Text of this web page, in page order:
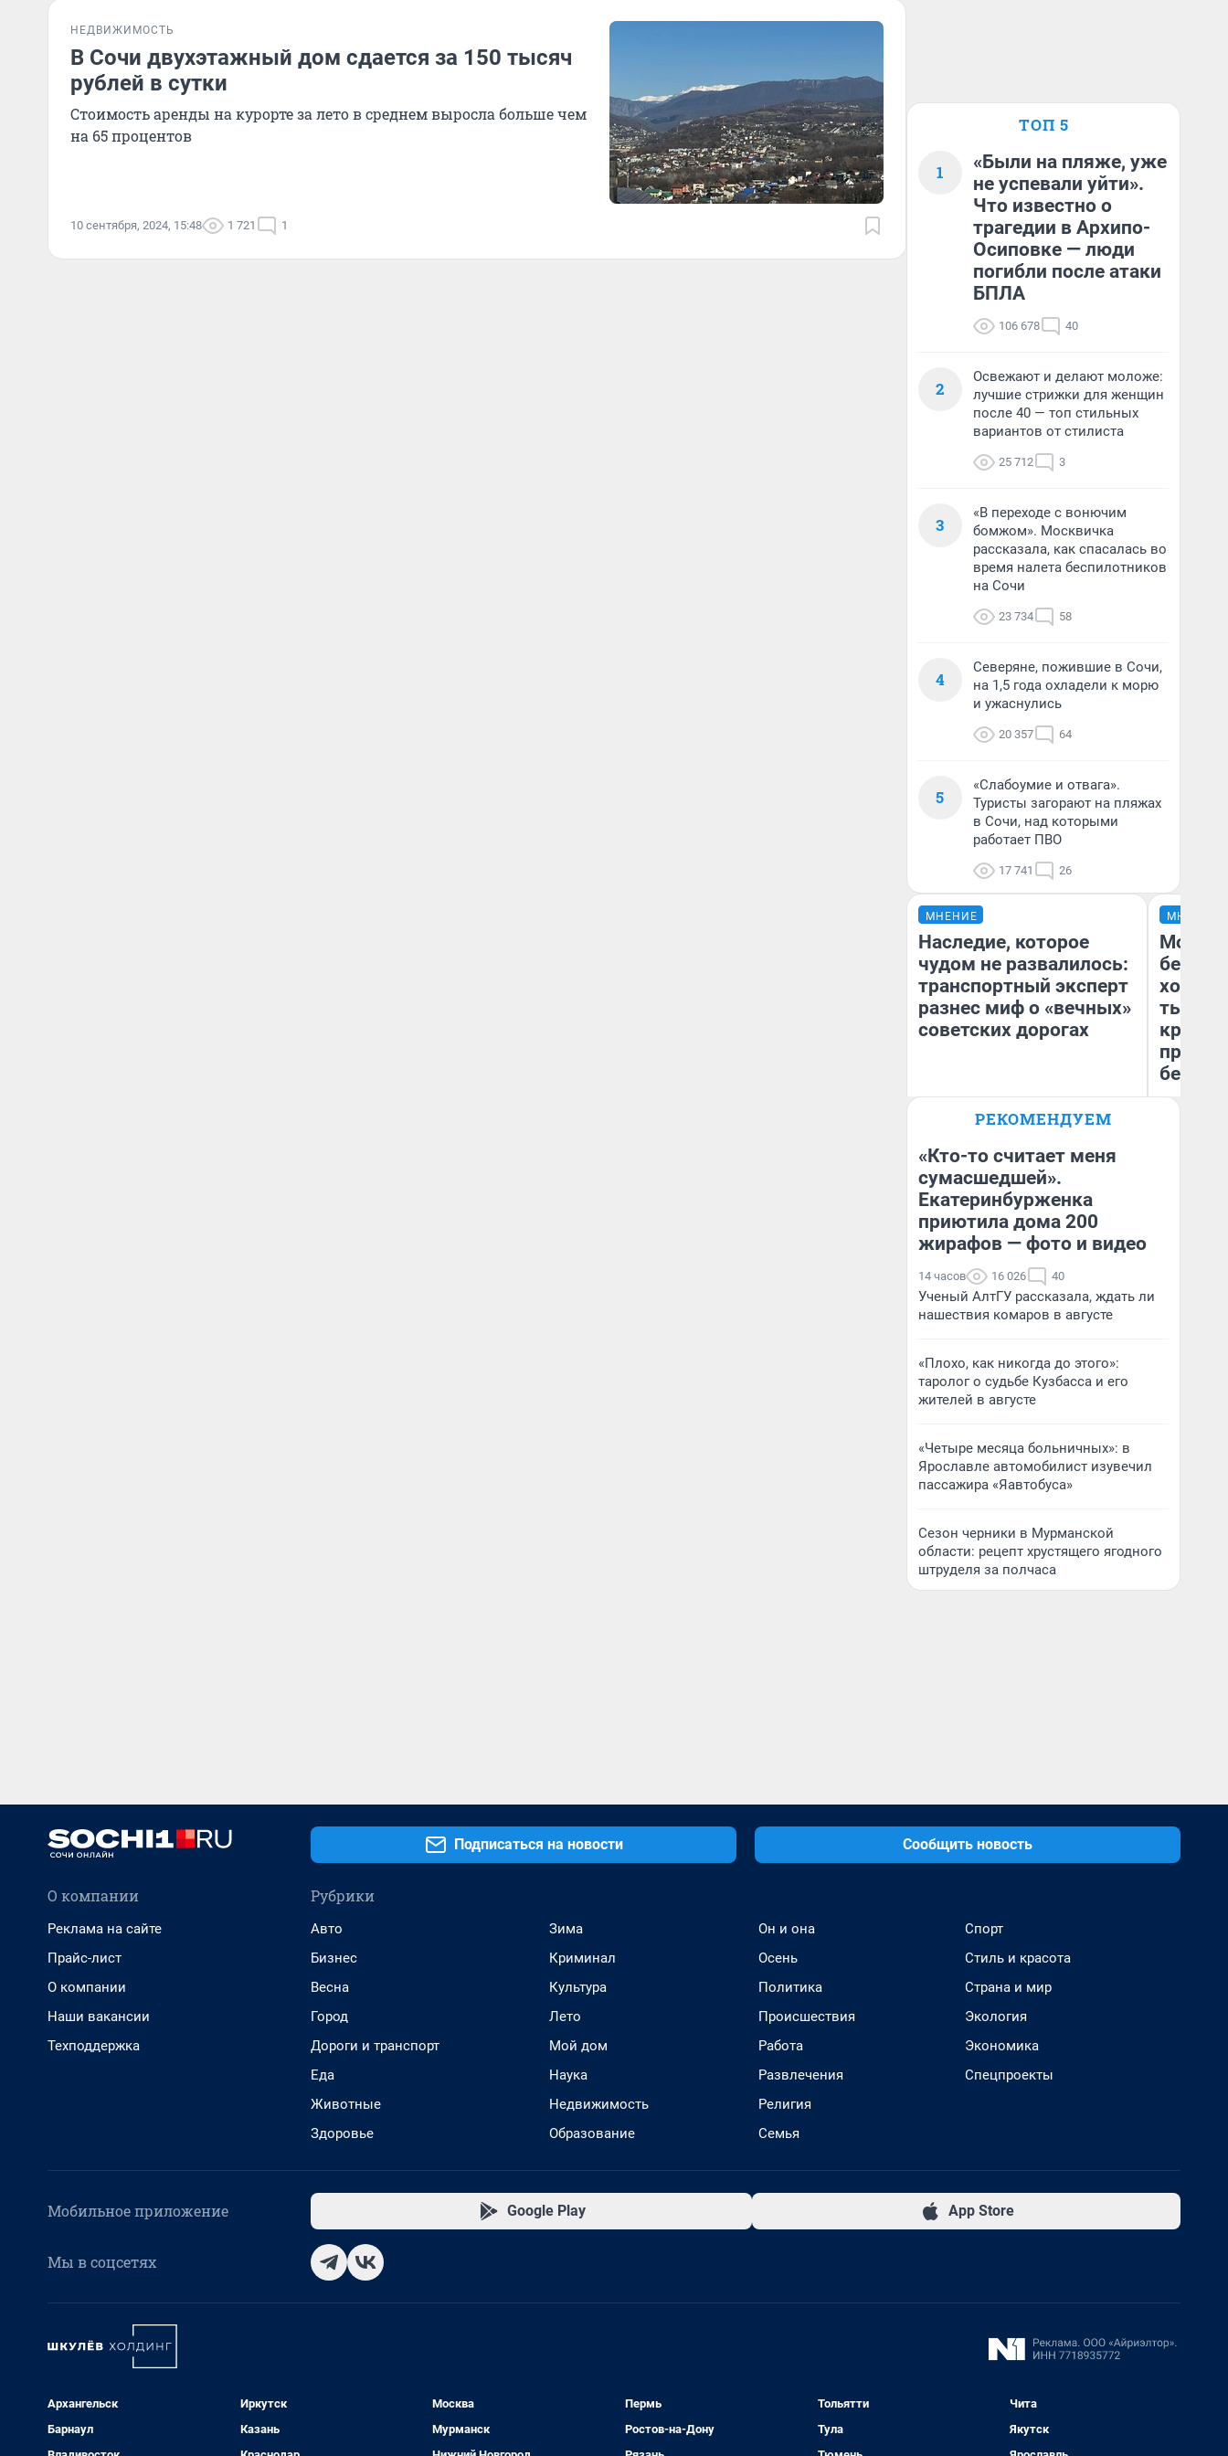
НЕДВИЖИМОСТЬ
В Сочи двухэтажный дом сдается за 150 тысяч
рублей в сутки
Стоимость аренды на курорте за лето в среднем выросла больше чем
на 65 процентов
10 сентября, 2024, 15:48 1 721 1
ТОП 5
1
«Были на пляже, уже
не успевали уйти».
Что известно о
трагедии в Архипо-
Осиповке — люди
погибли после атаки
БПЛА
106 678 40
2
Освежают и делают моложе:
лучшие стрижки для женщин
после 40 — топ стильных
вариантов от стилиста
25 712 3
3
«В переходе с вонючим
бомжом». Москвичка
рассказала, как спасалась во
время налета беспилотников
на Сочи
23 734 58
4
Северяне, пожившие в Сочи,
на 1,5 года охладели к морю
и ужаснулись
20 357 64
5
«Слабоумие и отвага».
Туристы загорают на пляжах
в Сочи, над которыми
работает ПВО
17 741 26
МНЕНИЕ
Наследие, которое
чудом не развалилось:
транспортный эксперт
разнес миф о «вечных»
советских дорогах
Блогер, предприниматель,
бизнесе
МНЕНИЕ
Мой
хотела
тысяч,
РЕКОМЕНДУЕМ
«Кто-то считает меня
сумасшедшей».
Екатеринбурженка
приютила дома 200
жирафов — фото и видео
14 часов 16 026 40
Ученый АлтГУ рассказала, ждать ли
нашествия комаров в августе
«Плохо, как никогда до этого»:
таролог о судьбе Кузбасса и его
жителей в августе
«Четыре месяца больничных»: в
Ярославле автомобилист изувечил
пассажира «Яавтобуса»
Сезон черники в Мурманской
области: рецепт хрустящего ягодного
штруделя за полчаса
Подписаться на новости Сообщить новость
О компании
Реклама на сайте
Прайс-лист
О компании
Наши вакансии
Техподдержка
Рубрики
Авто
Бизнес
Весна
Город
Дороги и транспорт
Еда
Животные
Здоровье
Зима
Криминал
Культура
Лето
Мой дом
Наука
Недвижимость
Образование
Он и она
Осень
Политика
Происшествия
Работа
Развлечения
Религия
Семья
Спорт
Стиль и красота
Страна и мир
Экология
Экономика
Спецпроекты
Мобильное приложение Google Play App Store
Мы в соцсетях
Архангельск
Барнаул
Иркутск
Казань
Москва
Мурманск
Пермь
Ростов-на-Дону
Тольятти
Тула
Чита
Якутск